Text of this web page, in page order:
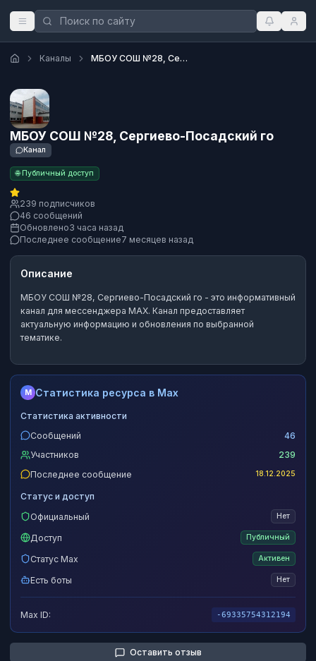
Каналы МБОУ СОШ №28, Сергиево-Посадский го
МБОУ СОШ №28, Сергиево-Посадский го
Канал
🌐 Публичный доступ
239 подписчиков
46 сообщений
Обновлено3 часа назад
Последнее сообщение7 месяцев назад
Описание
МБОУ СОШ №28, Сергиево-Посадский го - это информативный
канал для мессенджера MAX. Канал предоставляет
актуальную информацию и обновления по выбранной
тематике.
M Статистика ресурса в Max
Статистика активности
Сообщений
46
Участников
239
Последнее сообщение
18.12.2025
Статус и доступ
Официальный
Нет
Доступ Публичный
Статус Max Активен
Есть боты Нет
Max ID: -69335754312194
Оставить отзыв